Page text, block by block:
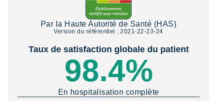
Par la Haute Autorité de Santé (HAS)
Version du référentiel : 2021-22-23-24
Taux de satisfaction globale du patient
98.4%
En hospitalisation complète